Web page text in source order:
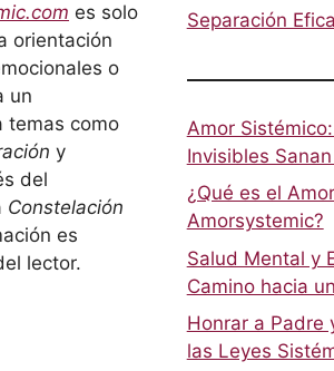
es solo
orientación
o
un
temas como
y
del
Constelación
es
lector.
Separación
Amor
Invisibles
¿Qué es el
Amorsystemic?
Salud Mental y
Camino hacia
Honrar a Padre
las Leyes